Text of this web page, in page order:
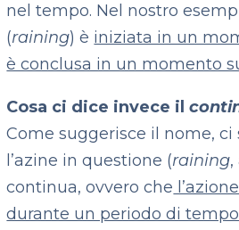
nel tempo. Nel nostro
(raining) è iniziata in un
è conclusa in un momento
Cosa ci dice invece il
Come suggerisce il nome,
l’azine in questione (raining
continua, ovvero che
durante un periodo di tempo